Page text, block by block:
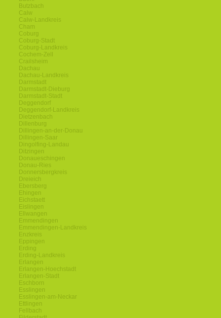
Butzbach
Calw
Calw-Landkreis
Cham
Coburg
Coburg-Stadt
Coburg-Landkreis
Cochem-Zell
Crailsheim
Dachau
Dachau-Landkreis
Darmstadt
Darmstadt-Dieburg
Darmstadt-Stadt
Deggendorf
Deggendorf-Landkreis
Dietzenbach
Dillenburg
Dillingen-an-der-Donau
Dillingen-Saar
Dingolfing-Landau
Ditzingen
Donaueschingen
Donau-Ries
Donnersbergkreis
Dreieich
Ebersberg
Ehingen
Eichstaett
Eislingen
Ellwangen
Emmendingen
Emmendingen-Landkreis
Enzkreis
Eppingen
Erding
Erding-Landkreis
Erlangen
Erlangen-Hoechstadt
Erlangen-Stadt
Eschborn
Esslingen
Esslingen-am-Neckar
Ettlingen
Fellbach